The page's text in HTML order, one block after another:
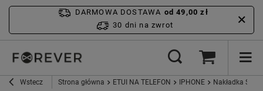
DARMOWA DOSTAWA od 49,00 zł
30 dni na zwrot
Wstecz Strona główna ETUI NA TELEFON IPHONE Nakładka